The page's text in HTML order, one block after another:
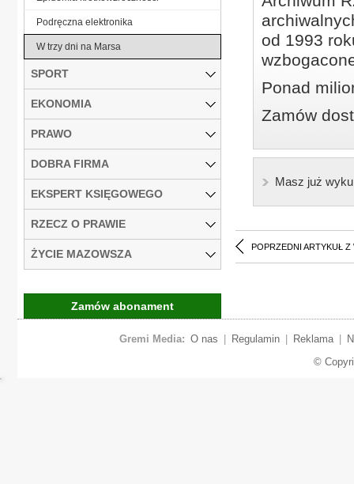
od 1993
Ponad
Zamów
Masz już
POPRZEDNI ARTYKUŁ Z
Podręczna elektronika
W trzy dni na Marsa
SPORT
EKONOMIA
PRAWO
DOBRA FIRMA
EKSPERT KSIĘGOWEGO
RZECZ O PRAWIE
ŻYCIE MAZOWSZA
Zamów abonament
Gremi Media: O nas Regulamin Reklama
©